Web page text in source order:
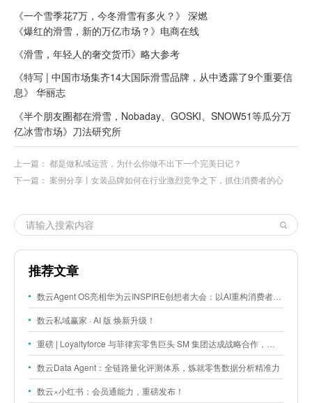
《一个雪季花7万，今冬滑雪有多火？》 深燃
《爆红的滑雪，新的万亿市场？》电商在线
《滑雪，年轻人的奢交货币》略大参考
《特写 | 中国市场集齐14大国际滑雪品牌，从中透露了9个重要信
息》 华丽志
《半个朋友圈都在滑雪，Nobaday、GOSKI、SNOW51等瓜分万
亿冰雪市场》刀法研究所
上一篇： 都是做私域运营，为什么你做不出下一个完美日记？
下一篇： 案例分享丨女装品牌如何在行业激烈竞争之下，抓住消费者的心
推荐文章
数云Agent OS亮相华为云INSPIRE创想者大会：以AI重构消费者运营与零售营销新范式
数云私域赢家 · AI 版 焕新升级！
重磅 | Loyaltyforce 与菲律宾零售巨头 SM 集团达成战略合作，携手开启 SMAC 会员数智化运营新征程
数云Data Agent：全链路量化评测体系，炼就零售数据分析精准力
数云×小红书：会员通能力，重磅发布！